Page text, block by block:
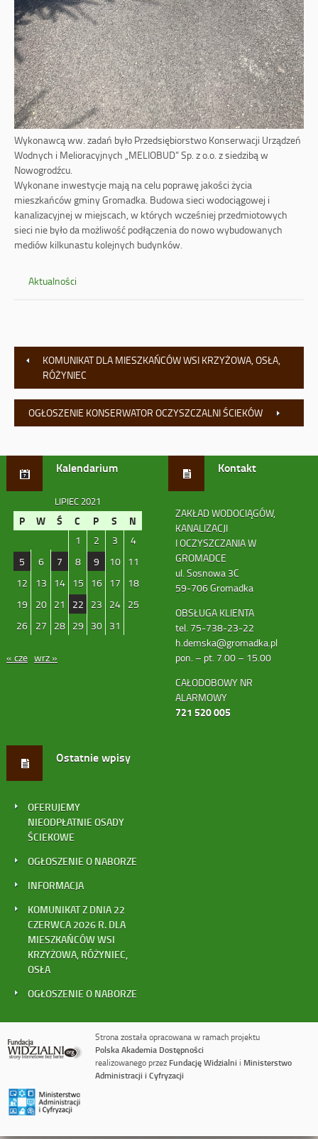
Wykonawcą ww. zadań było Przedsiębiorstwo Konserwacji Urządzeń
Wodnych i Melioracyjnych „MELIOBUD” Sp. z o.o. z siedzibą w
Nowogrodźcu.
Wykonane inwestycje mają na celu poprawę jakości życia
mieszkańców gminy Gromadka. Budowa sieci wodociągowej i
kanalizacyjnej w miejscach, w których wcześniej przedmiotowych
sieci nie było da możliwość podłączenia do nowo wybudowanych
mediów kilkunastu kolejnych budynków.
Aktualności
KOMUNIKAT DLA MIESZKAŃCÓW WSI KRZYŻOWA, OSŁA,
RÓŻYNIEC
OGŁOSZENIE KONSERWATOR OCZYSZCZALNI ŚCIEKÓW
Kalendarium
LIPIEC 2021
P W Ś C P S N
1 2 3
4
5
6 7 8 9 10
11
12
13 14 15 16 17
18
19
20 21 22 23 24
25
26
27 28 29 30 31
« cze wrz »
Kontakt
ZAKŁAD WODOCIĄGÓW,
KANALIZACJI
I OCZYSZCZANIA W
GROMADCE
ul. Sosnowa 3C
59-706 Gromadka
OBSŁUGA KLIENTA
tel. 75-738-23-22
h.demska@gromadka.pl
pon. – pt. 7.00 – 15.00
CAŁODOBOWY NR
ALARMOWY
721 520 005
Ostatnie wpisy
OFERUJEMY
NIEODPŁATNIE OSADY
ŚCIEKOWE
OGŁOSZENIE O NABORZE
INFORMACJA
KOMUNIKAT Z DNIA 22
CZERWCA 2026 R. DLA
MIESZKAŃCÓW WSI
KRZYŻOWA, RÓŻYNIEC,
OSŁA
OGŁOSZENIE O NABORZE
Strona została opracowana w ramach projektu
Polska Akademia Dostępności
realizowanego przez Fundację Widzialni i Ministerstwo
Administracji i Cyfryzacji